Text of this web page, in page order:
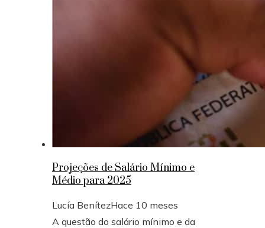
Projeções de Salário Mínimo e
Médio para 2025
Lucía BenítezHace 10 meses
A questão do salário mínimo e da